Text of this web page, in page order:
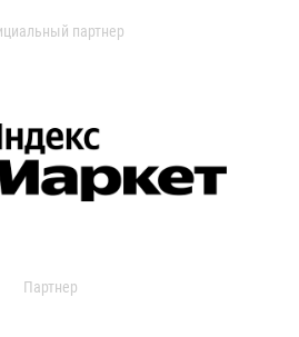
партнер
Партнер